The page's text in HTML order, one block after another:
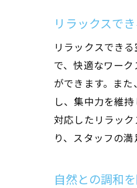
リラックスで
リラックスでき
で、快適なワー
ができます。ま
し、集中力を維
対応したリラッ
り、スタッフの満
自然との調和